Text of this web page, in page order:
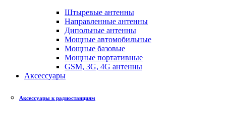
Штыревые антенны
Направленные антенны
Дипольные антенны
Мощные автомобильные
Мощные базовые
Мощные портативные
GSM, 3G, 4G антенны
Аксессуары
Аксессуары к радиостанциям